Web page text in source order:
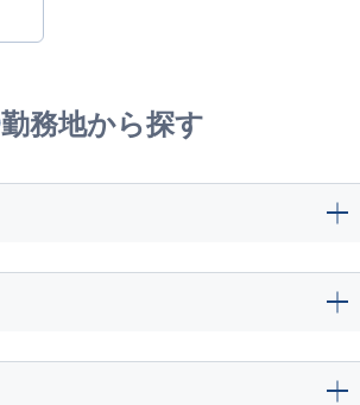
勤務地から探す